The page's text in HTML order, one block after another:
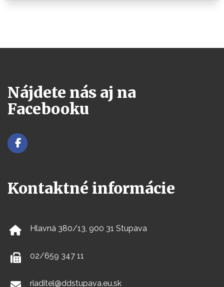
Nájdete nás aj na
Facebooku
Kontaktné informácie
Hlavná 380/13, 900 31 Stupava
02/659 347 11
riaditel@ddstupava.eu.sk